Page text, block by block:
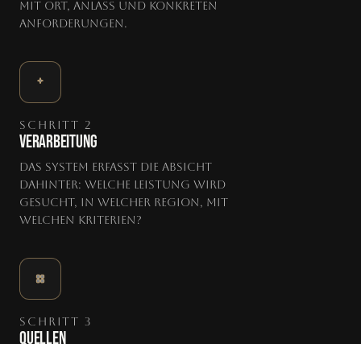
mit Ort, Anlass und konkreten
Anforderungen.
SCHRITT 2
VERARBEITUNG
Das System erfasst die Absicht
dahinter: Welche Leistung wird
gesucht, in welcher Region, mit
welchen Kriterien?
SCHRITT 3
QUELLEN